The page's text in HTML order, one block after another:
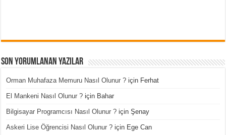
Son Yorumlanan Yazılar
Orman Muhafaza Memuru Nasıl Olunur ? için Ferhat
El Mankeni Nasıl Olunur ? için Bahar
Bilgisayar Programcısı Nasıl Olunur ? içinŞenay
Askeri Lise Öğrencisi Nasıl Olunur ? için Ege Can